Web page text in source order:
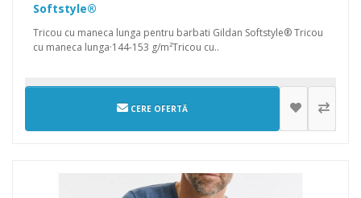
Softstyle®
Tricou cu maneca lunga pentru barbati Gildan Softstyle® Tricou
cu maneca lunga·144-153 g/m²Tricou cu..
CERE OFERTĂ